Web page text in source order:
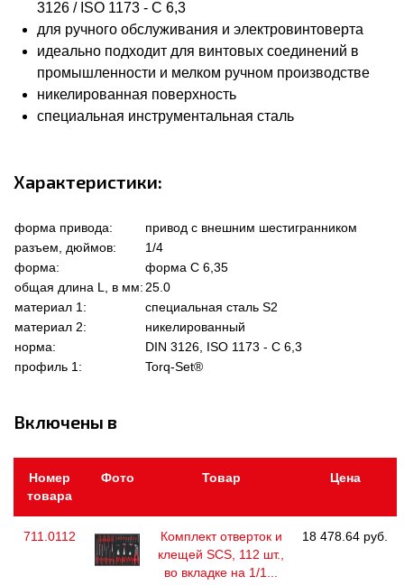
3126 / ISO 1173 - C 6,3
для ручного обслуживания и электровинтоверта
идеально подходит для винтовых соединений в
промышленности и мелком ручном производстве
никелированная поверхность
специальная инструментальная сталь
Характеристики:
форма привода:
привод с внешним шестигранником
разъем, дюймов:
1/4
форма:
форма C 6,35
общая длина L, в мм: 25.0
материал 1:
специальная сталь S2
материал 2:
никелированный
норма:
DIN 3126, ISO 1173 - C 6,3
профиль 1:
Torq-Set®
Включены в
Номер
товара
Фото Товар Цена
711.0112
Комплект отверток и
клещей SCS, 112 шт.,
во вкладке на 1/1...
18 478.64 руб.